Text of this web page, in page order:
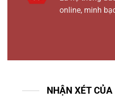
online, minh
NHẬN XÉT